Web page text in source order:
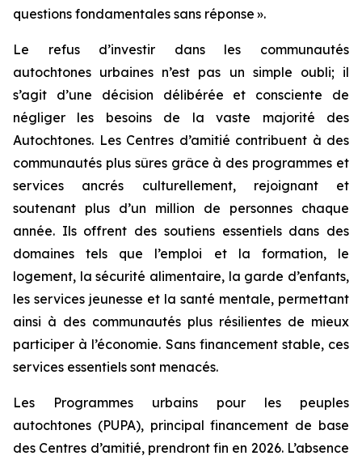
questions fondamentales sans réponse ».
Le refus d’investir dans les communautés
autochtones urbaines n’est pas un simple oubli; il
s’agit d’une décision délibérée et consciente de
négliger les besoins de la vaste majorité des
Autochtones. Les Centres d’amitié contribuent à des
communautés plus sûres grâce à des programmes et
services ancrés culturellement, rejoignant et
soutenant plus d’un million de personnes chaque
année. Ils offrent des soutiens essentiels dans des
domaines tels que l’emploi et la formation, le
logement, la sécurité alimentaire, la garde d’enfants,
les services jeunesse et la santé mentale, permettant
ainsi à des communautés plus résilientes de mieux
participer à l’économie. Sans financement stable, ces
services essentiels sont menacés.
Les Programmes urbains pour les peuples
autochtones (PUPA), principal financement de base
des Centres d’amitié, prendront fin en 2026. L’absence